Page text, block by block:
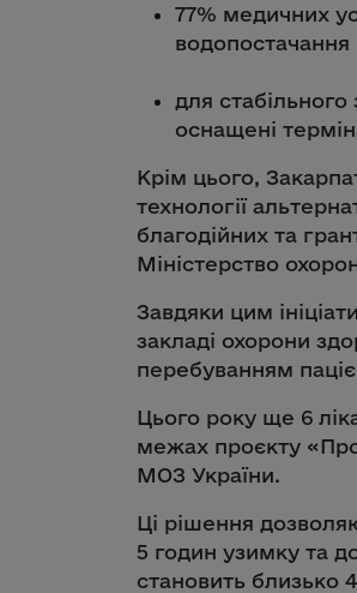
77% медичних
водопостачання
для стабільного
оснащені
Крім цього,
технології
благодійних та
Міністерство
Завдяки цим
закладі охорони
перебуванням
Цього року ще 6
межах проєкту
МОЗ України.
Ці рішення
5 годин узимку та
становить близько